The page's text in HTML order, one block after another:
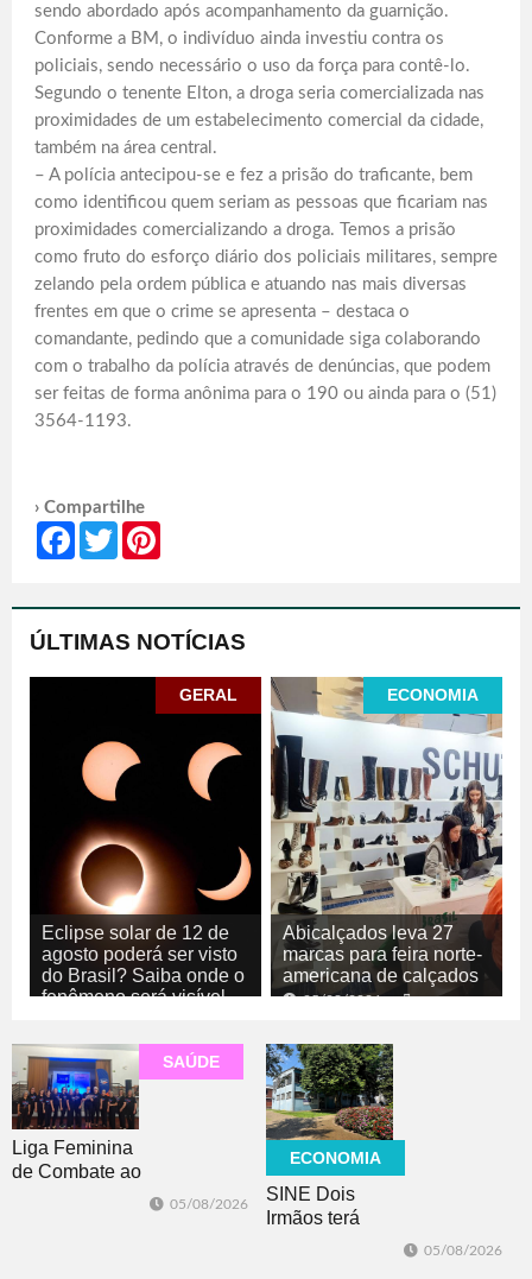
sendo abordado após acompanhamento da guarnição.
Conforme a BM, o indivíduo ainda investiu contra os
policiais, sendo necessário o uso da força para contê-lo.
Segundo o tenente Elton, a droga seria comercializada nas
proximidades de um estabelecimento comercial da cidade,
também na área central.
– A polícia antecipou-se e fez a prisão do traficante, bem
como identificou quem seriam as pessoas que ficariam nas
proximidades comercializando a droga. Temos a prisão
como fruto do esforço diário dos policiais militares, sempre
zelando pela ordem pública e atuando nas mais diversas
frentes em que o crime se apresenta – destaca o
comandante, pedindo que a comunidade siga colaborando
com o trabalho da polícia através de denúncias, que podem
ser feitas de forma anônima para o 190 ou ainda para o (51)
3564-1193.
› Compartilhe
FacebookTwitter
ÚLTIMAS NOTÍCIAS
GERAL
Eclipse solar de 12 de
agosto poderá ser visto
do Brasil? Saiba onde o
fenômeno será visível
ECONOMIA
Abicalçados leva 27
marcas para feira norte-
americana de calçados
05/08/2026
SAÚDE
Liga Feminina
de Combate ao
05/08/2026
ECONOMIA
SINE Dois
Irmãos terá
05/08/2026